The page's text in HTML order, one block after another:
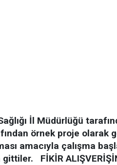
İl Müdürlüğü
örnek proje olarak
amacıyla çalışma
gittiler.
FİKİR